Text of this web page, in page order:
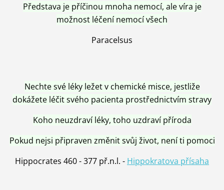
Představa je příčinou mnoha nemocí, ale víra je
možnost léčení nemocí všech
Paracelsus
Nechte své léky ležet v chemické misce, jestliže
dokážete léčit svého pacienta prostřednictvím stravy
Koho neuzdraví léky, toho uzdraví příroda
Pokud nejsi připraven změnit svůj život, není ti pomoci
Hippocrates 460 - 377 př.n.l. - Hippokratova přísaha